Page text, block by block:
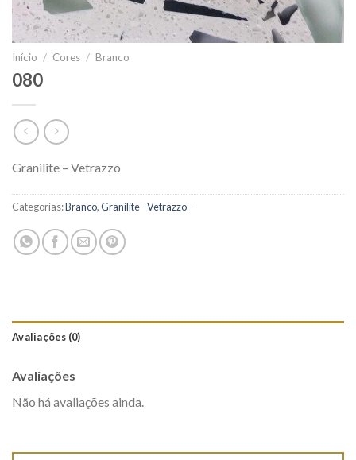
Início / Cores / Branco
080
Granilite – Vetrazzo
Categorias:Branco,Granilite - Vetrazzo -
Avaliações (0)
Avaliações
Não há avaliações ainda.